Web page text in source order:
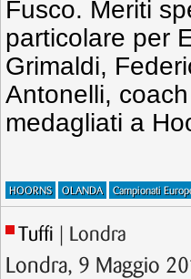
Fusco. Meriti
particolare per
Grimaldi,
Antonelli,
medagliati a
HOORNS OLANDA Campionati
Tuffi | Londra
Londra, 9 Maggio